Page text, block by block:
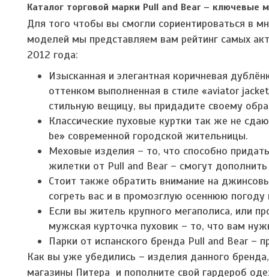
Каталог торговой марки Pull and Bear – ключевые
Для того чтобы вы смогли сориентироваться в
моделей мы представляем вам рейтинг самых
2012 года:
Изысканная и элегантная коричневая
оттенком выполненная в стиле «aviator
стильную вещицу, вы придадите своему
Классические пуховые куртки так же не
be» современной городской жительницы.
Меховые изделия – то, что способно
жилетки от Pull and Bear – смогут
Стоит также обратить внимание на
согреть вас и в промозглую осеннюю погоду
Если вы житель крупного мегаполиса, или
мужская курточка пуховик – то, что вам
Парки от испанского бренда Pull and Bear –
Как вы уже убедились – изделия данного
магазины Питера и пополните свой гардероб